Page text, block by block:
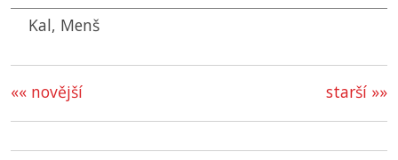
Kal, Menš
starší »»
«« novější